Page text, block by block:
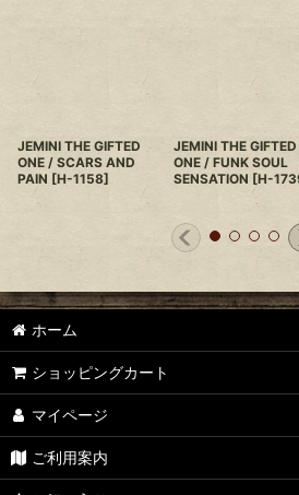
JEMINI THE GIFTED
ONE / SCARS AND
PAIN [H-1158]
JEMINI THE GIFTED
ONE / FUNK SOUL
SENSATION [H-
ホーム
ショッピングカート
マイページ
ご利用案内